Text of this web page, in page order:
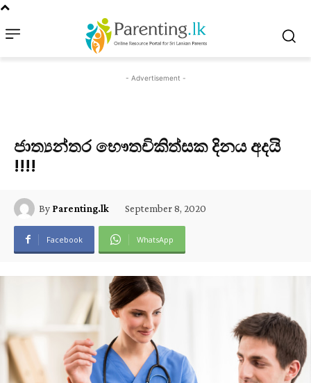
- Advertisement -
ජාත්‍යන්තර භෞතචිකිත්සක දිනය අදයි
!!!!
By Parenting.lk September 8, 2020
Facebook WhatsApp